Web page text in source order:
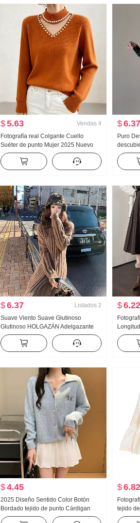
$5.63 Vendas 4
Fotografía real Colgante Cuello
Suéter de punto Mujer 2025 Nuevo
Otoño Invierno Talla grande Gordita
Niña Interior Partido Suéter Camiseta
Interior Top
$6.37
Puro
bajo
Corto
$6.37 Listados 2
Suave Viento Suave Glutinoso
Glutinoso HOLGAZÁN Adelgazante
Jersey de cuello redondo tejido de
punto Vestido Suéter
$6.22
Nuevo
grueso
de línea
$4.45
2025 Diseño Sentido Color Botón
Bordado tejido de punto Cárdigan
Mujer Otoño e invierno Suave
$6.82
tejido
Otoño